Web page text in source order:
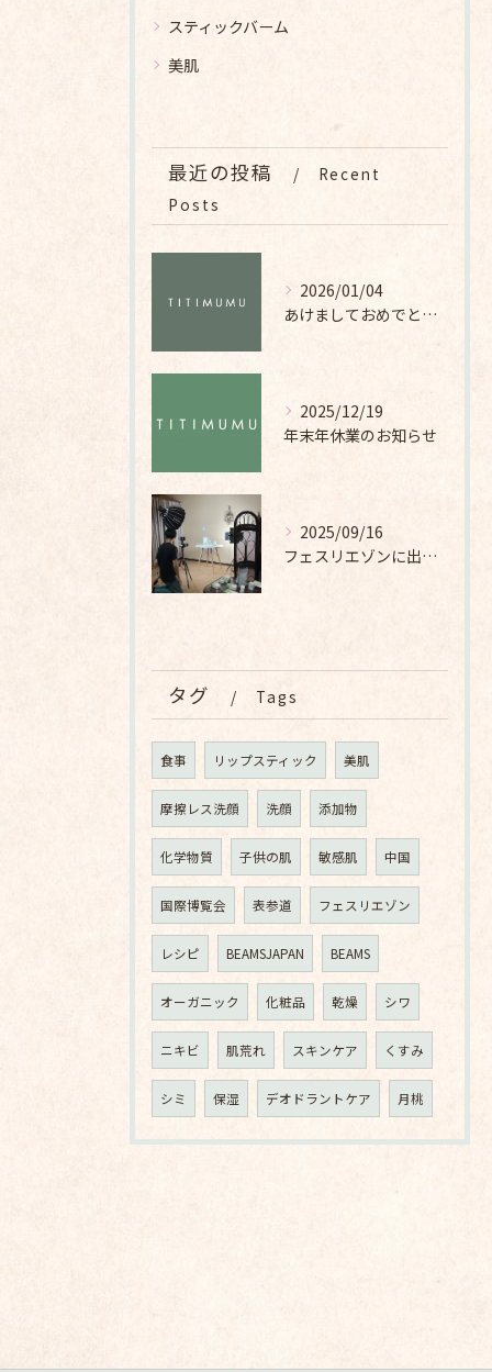
スティックバーム
美肌
最近の投稿
Recent
Posts
2026/01/04
あけましておめでとうございます
2025/12/19
年末年休業のお知らせ
2025/09/16
フェスリエゾンに出展します。
タグ Tags
食事 リップスティック 美肌
摩擦レス洗顔 洗顔 添加物
化学物質 子供の肌 敏感肌 中国
国際博覧会 表参道 フェスリエゾン
レシピ BEAMSJAPAN BEAMS
オーガニック 化粧品 乾燥 シワ
ニキビ 肌荒れ スキンケア くすみ
シミ 保湿 デオドラントケア 月桃